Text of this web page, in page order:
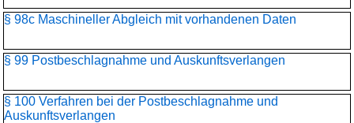
§ 98c Maschineller Abgleich mit vorhandenen Daten
§ 99 Postbeschlagnahme und Auskunftsverlangen
§ 100 Verfahren bei der Postbeschlagnahme und
Auskunftsverlangen